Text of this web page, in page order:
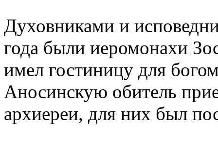
Духовниками и
года были иеромонахи
имел гостиницу для
Аносинскую обитель
архиереи, для них был